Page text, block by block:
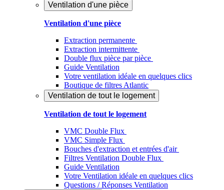
Ventilation d'une pièce
Ventilation d'une pièce
Extraction permanente
Extraction intermittente
Double flux pièce par pièce
Guide Ventilation
Votre ventilation idéale en quelques clics
Boutique de filtres Atlantic
Ventilation de tout le logement
Ventilation de tout le logement
VMC Double Flux
VMC Simple Flux
Bouches d'extraction et entrées d'air
Filtres Ventilation Double Flux
Guide Ventilation
Votre Ventilation idéale en quelques clics
Questions / Réponses Ventilation